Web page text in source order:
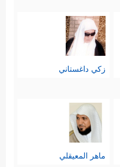
الحياة الأولى دليلٌ
الثانية وبطريق
إِن كُنتُمۡ فِی رَیۡبࣲ مِّنَ ٱلۡبَعۡثِ
وأما الحِسُّ؛ ففي
كل يوم، فالبَذرة
زكي داغستاني
ماهر المعيقلي